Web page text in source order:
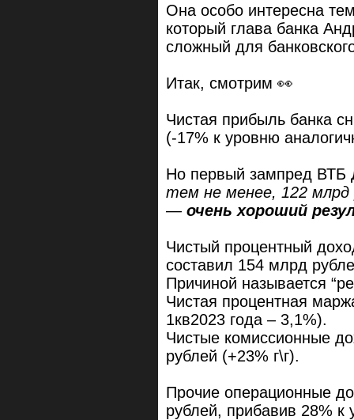
Она особо интересна
который глава банка
сложный для
Итак, смотрим 👀
Чистая прибыль банка
(-17% к уровню
Но первый зампред ВТБ
тем не менее, 122 млрд
— очень хороший
Чистый процентный
составил 154 млрд
Причиной называется
Чистая процентная
1кв2023 года – 3,1%).
Чистые комиссионные
рублей (+23% г\г).
Прочие операционные
рублей, прибавив 28% к